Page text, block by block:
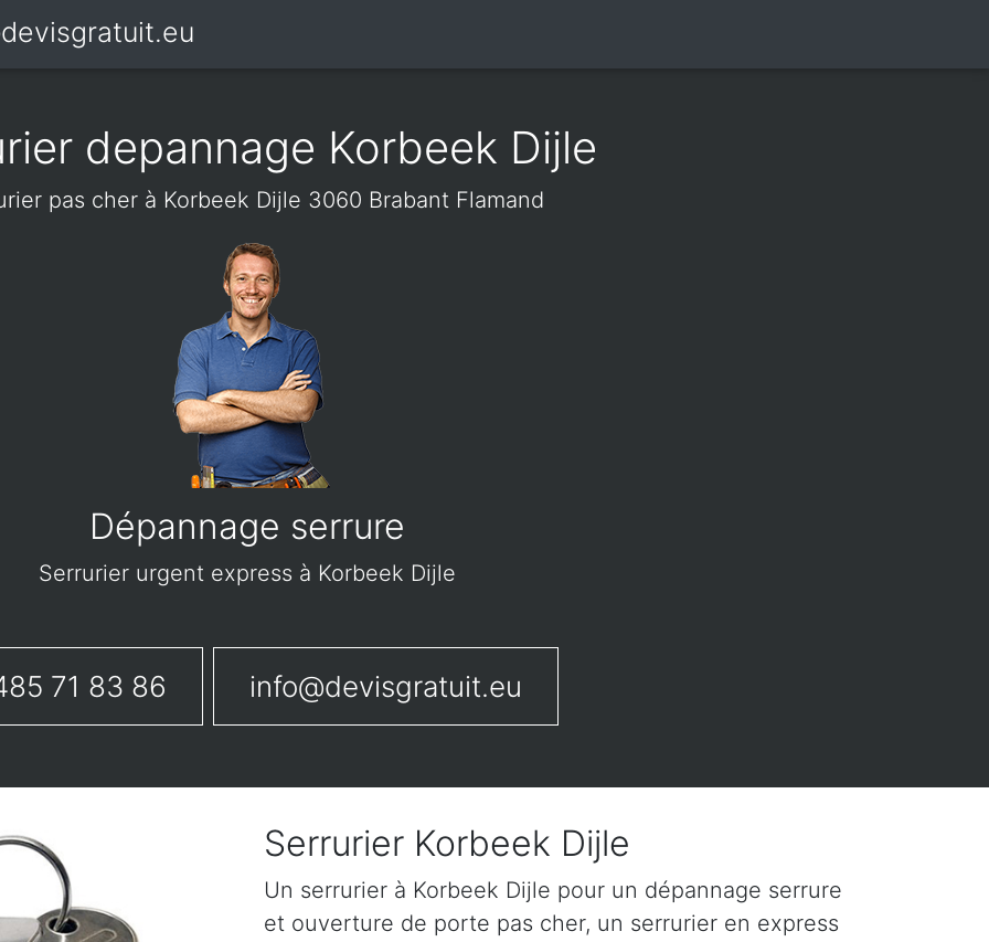
depannage Korbeek Dijle
pas cher à Korbeek Dijle 3060 Brabant Flamand
Dépannage serrure
Serrurier urgent express à Korbeek Dijle
71 83 86 info@devisgratuit.eu
Serrurier Korbeek Dijle
Un serrurier à Korbeek Dijle pour un dépannage serrure
et ouverture de porte pas cher, un serrurier en express